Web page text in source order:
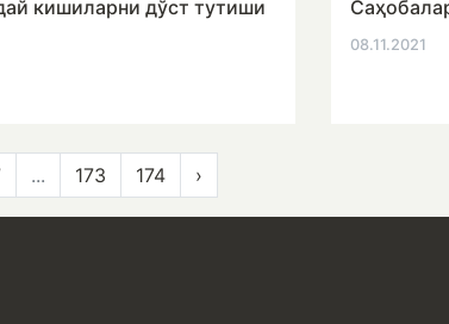
кишиларни дўст тутиши
08.11.2021
... 173 174 ›